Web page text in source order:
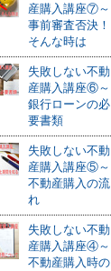
産購入講座⑦～
事前審査否決！
そんな時は
失敗しない不動
産購入講座⑥～
銀行ローンの必
要書類
失敗しない不動
産購入講座⑤～
不動産購入の流
れ
失敗しない不動
産購入講座④～
不動産購入時の